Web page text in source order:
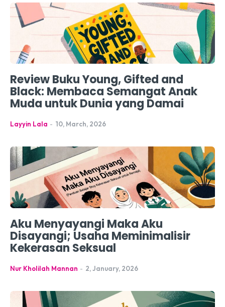
Review Buku Young, Gifted and
Black: Membaca Semangat Anak
Muda untuk Dunia yang Damai
Layyin Lala - 10, March, 2026
Aku Menyayangi Maka Aku
Disayangi; Usaha Meminimalisir
Kekerasan Seksual
Nur Kholilah Mannan - 2, January, 2026